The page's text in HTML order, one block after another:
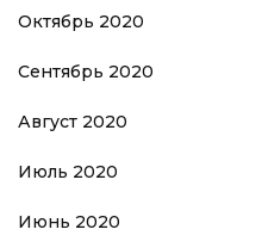
Октябрь 2020
Сентябрь 2020
Август 2020
Июль 2020
Июнь 2020